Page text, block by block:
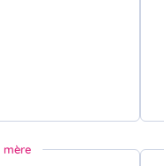
mère